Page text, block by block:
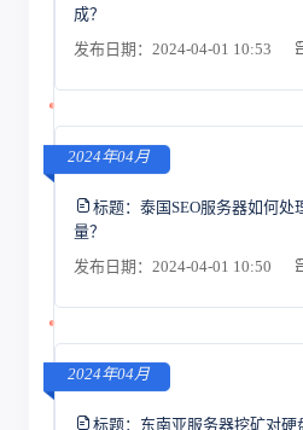
成？
发布日期：2024-04-01 10:53
2024年04月
标题： 泰国SEO服务器如何处
量？
发布日期：2024-04-01 10:50
2024年04月
标题： 东南亚服务器挖矿对